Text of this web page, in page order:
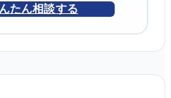
たん相談する